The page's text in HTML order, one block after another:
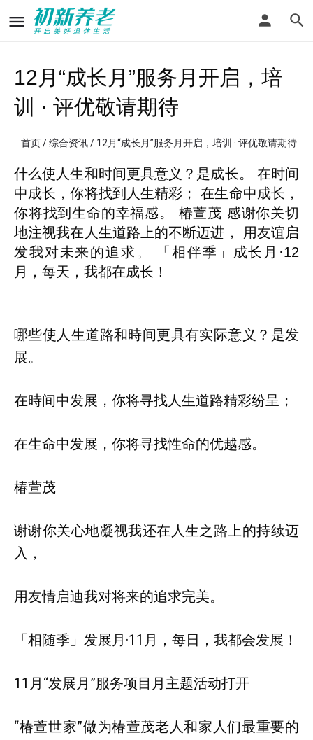
12月“成长月”服务月开启，培
训 · 评优敬请期待
首页/综合资讯/ 12月“成长月”服务月开启，培训 · 评优敬请期待
什么使人生和时间更具意义？是成长。 在时间
中成长，你将找到人生精彩； 在生命中成长，
你将找到生命的幸福感。 椿萱茂 感谢你关切
地注视我在人生道路上的不断迈进， 用友谊启
发我对未来的追求。 「相伴季」成长月·12
月，每天，我都在成长！
哪些使人生道路和時间更具有实际意义？是发
展。
在時间中发展，你将寻找人生道路精彩纷呈；
在生命中发展，你将寻找性命的优越感。
椿萱茂
谢谢你关心地凝视我还在人生之路上的持续迈
入，
用友情启迪我对将来的追求完美。
「相随季」发展月·11月，每日，我都会发展！
11月“发展月”服务项目月主题活动打开
“椿萱世家”做为椿萱茂老人和家人们最重要的